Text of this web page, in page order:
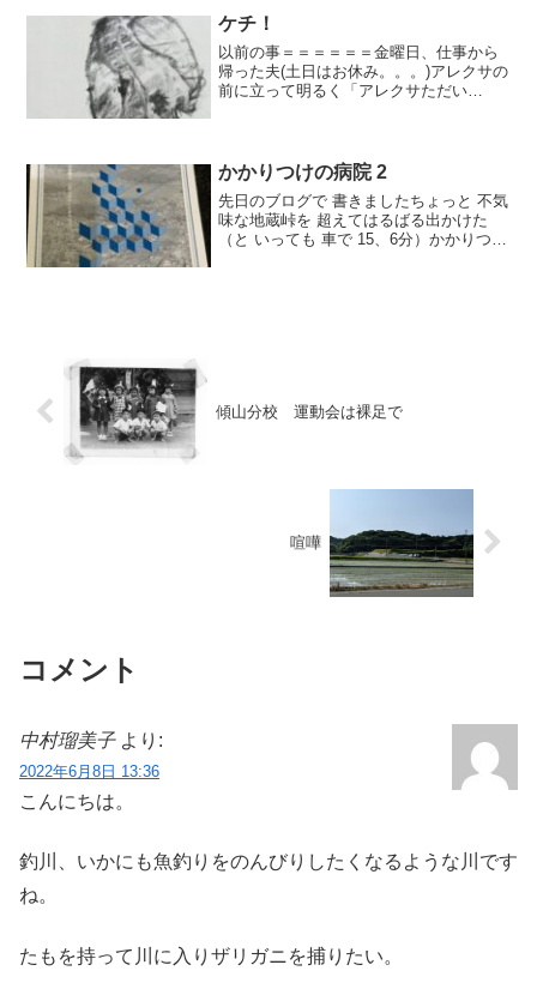
物語 イタ...
ケチ！
以前の事＝＝＝＝＝＝金曜日、仕事から
帰った夫(土日はお休み。。。)アレクサの
前に立って明るく「アレクサただい
一声だけ＝＝...
かかりつけの病院 2
先日のブログで 書きましたちょっと 不気
味な地蔵峠を 超えてはるばる出かけた
（と いっても 車で 15、6分）かかりつけ
傾山分校 運動会は裸足で
喧嘩
コメント
中村瑠美子 より:
2022年6月8日 13:36
こんにちは。
釣川、いかにも魚釣りをのんびりしたくなるような川です
ね。
たもを持って川に入りザリガニを捕りたい。